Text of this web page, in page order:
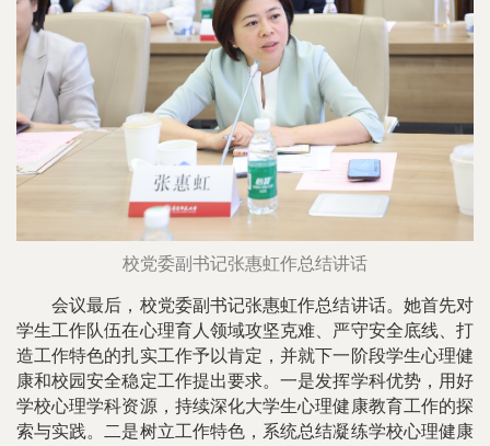
校党委副书记张惠虹作总结讲话
会议最后，校党委副书记张惠虹作总结讲话。她首先对
学生工作队伍在心理育人领域攻坚克难、严守安全底线、打
造工作特色的扎实工作予以肯定，并就下一阶段学生心理健
康和校园安全稳定工作提出要求。一是发挥学科优势，用好
学校心理学科资源，持续深化大学生心理健康教育工作的探
索与实践。二是树立工作特色，系统总结凝练学校心理健康